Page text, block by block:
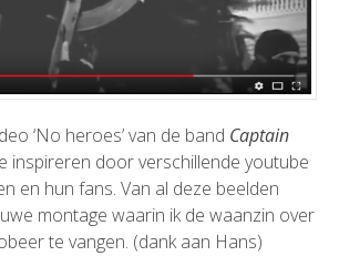
‘No heroes’ van de band Captain
inspireren door verschillende youtube
en hun fans. Van al deze beelden
montage waarin ik de waanzin over
te vangen. (dank aan Hans)